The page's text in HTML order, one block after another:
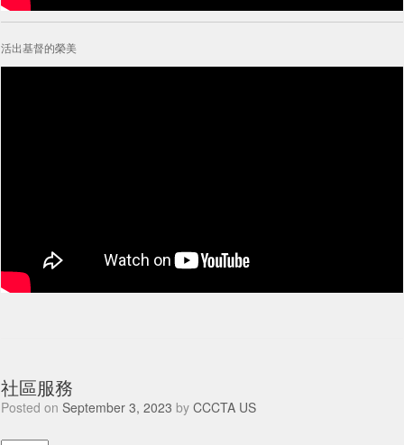
活出基督的榮美
社區服務
Posted on September 3, 2023 by CCCTA US